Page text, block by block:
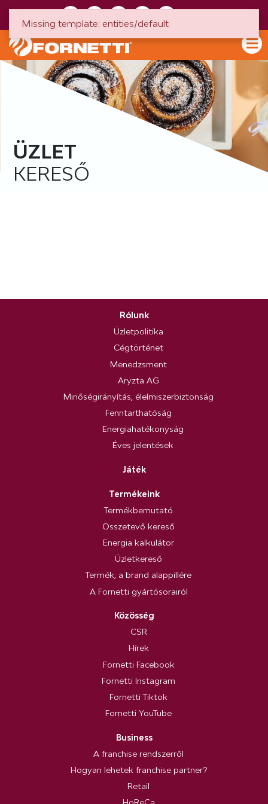
ÜZLET
KERESŐ
Rólunk
Üzletpolitika
Cégtörténet
Menedzsment
Aryzta AG
Minőségirányítás, élelmiszerbiztonság
Fenntarthatóság
Energiahatékonyság
Éves jelentések
Játék
Termékeink
Termékbemutató
Összetevő kereső
Energia kalkulátor
Üzletkereső
Termék, a brand alappillére
A Fornetti gyártósorairól
Közösség
CSR
Hírek
Fornetti Facebook
Fornetti Instagram
Fornetti Tiktok
Fornetti YouTube
Business
A franchise rendszerről
Hogyan lehetek franchise partner?
Retail
Missing template: entities/default